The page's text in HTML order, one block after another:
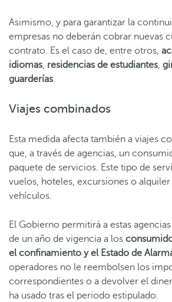
Asimismo, y para garantizar la
empresas no deberán cobrar nuevas
contrato. Es el caso de, entre otros,
idiomas, residencias de estudiantes,
guarderías.
Viajes combinados
Esta medida afecta también a viajes
que, a través de agencias, un
paquete de servicios. Este tipo de
vuelos, hoteles, excursiones o
vehículos.
El Gobierno permitirá a estas agencias
de un año de vigencia a los
el confinamiento y el Estado de
operadores no le reembolsen los
correspondientes o a devolver el
ha usado tras el periodo estipulado.